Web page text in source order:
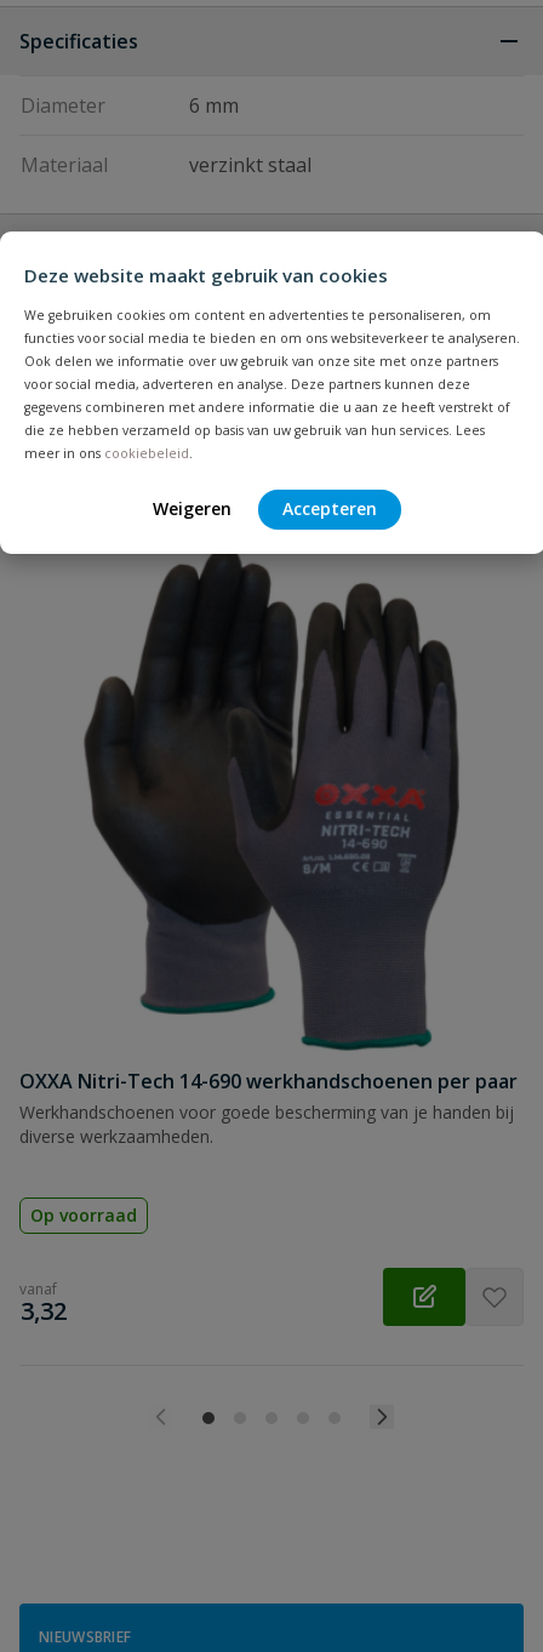
Deze website maakt gebruik van cookies
We gebruiken cookies om content en advertenties te personaliseren, om
functies voor social media te bieden en om ons websiteverkeer te analyseren.
Ook delen we informatie over uw gebruik van onze site met onze partners
voor social media, adverteren en analyse. Deze partners kunnen deze
gegevens combineren met andere informatie die u aan ze heeft verstrekt of
die ze hebben verzameld op basis van uw gebruik van hun services. Lees
meer in ons cookiebeleid
Weigeren Accepteren
Specificaties
Diameter 6 mm
Materiaal verzinkt staal
Heb je zelf ook een vraag over
dit product?
Stel jouw
vraag
Beoordelingen
Schrijf zelf een beoordeling
Naam
Samenvatting
Beoordeling
Andere producten die mogelijk iets voor je
zijn!
OXXA Nitri-Tech 14-690 werkhandschoenen per paar
Werkhandschoenen voor goede bescherming van je handen bij
diverse werkzaamheden.
Op voorraad
vanaf
€
3,32
NIEUWSBRIEF